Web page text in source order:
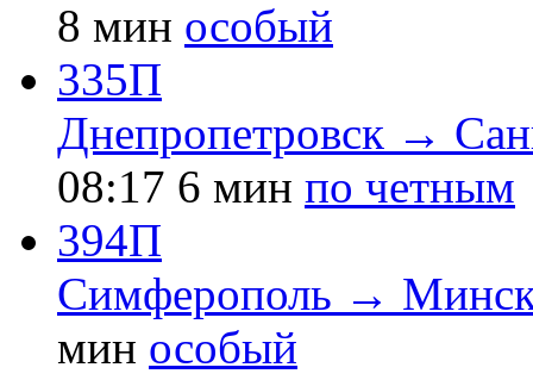
8 мин особый
335П
Днепропетровск →
08:17 6 мин по четным
394П
Симферополь →
мин особый